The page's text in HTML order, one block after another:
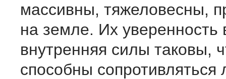
массивны, тяжеловесны,
на земле. Их уверенность
внутренняя силы таковы,
способны